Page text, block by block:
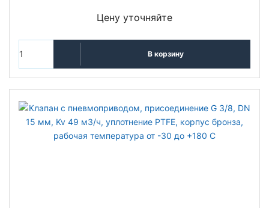
Цену уточняйте
В корзину